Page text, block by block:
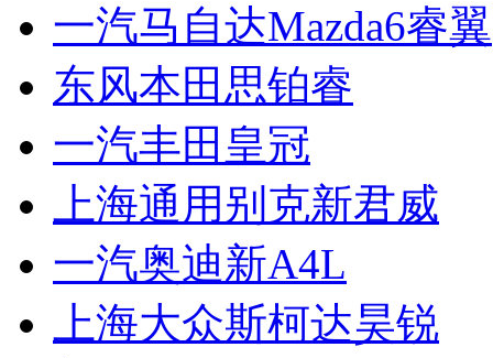
一汽马自达Mazda6睿翼
东风本田思铂睿
一汽丰田皇冠
上海通用别克新君威
一汽奥迪新A4L
上海大众斯柯达昊锐